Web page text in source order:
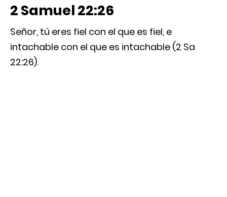
2 Samuel 22:26
Señor, tú eres fiel con el que es fiel, e
intachable con el que es intachable (2 Sa
22:26).